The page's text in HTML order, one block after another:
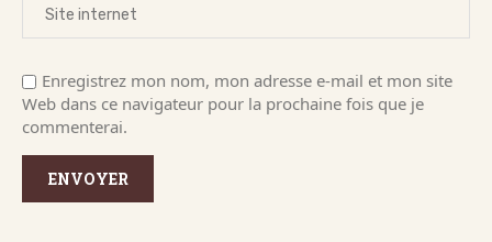
Enregistrez mon nom, mon adresse e-mail et mon site
Web dans ce navigateur pour la prochaine fois que je
commenterai.